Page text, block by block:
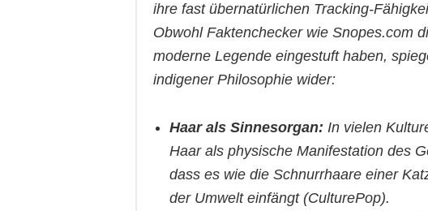
ihre fast übernatürlichen Tracking-
Obwohl Faktenchecker wie Snopes.com
moderne Legende eingestuft haben,
indigener Philosophie wider:
Haar als Sinnesorgan: In vielen
Haar als physische Manifestation des
dass es wie die Schnurrhaare einer
der Umwelt einfängt (CulturePop).